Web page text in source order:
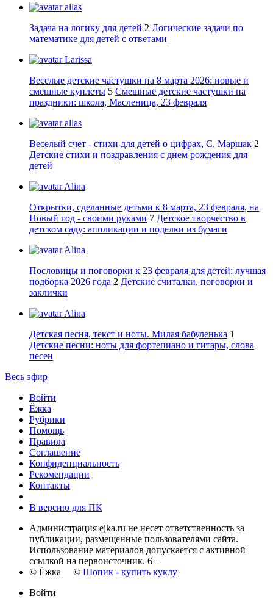
allas
Задача на логику для детей 2 Логические задачи по
математике для детей с ответами
Larissa
Веселые детские частушки на 8 марта 2026: новые и
смешные куплеты 5 Смешные детские частушки на
праздники: школа, Масленица, 23 февраля
allas
Веселый счет - стихи для детей о цифрах, С. Маршак 2
Детские стихи и поздравления с днем рождения для
детей
Alina
Открытки, сделанные детьми к 8 марта, 23 февраля, на
Новый год - своими руками 7 Детское творчество в
детском саду: аппликации и поделки из бумаги
Alina
Пословицы и поговорки к 23 февраля для детей: лучшая
подборка 2026 года 2 Детские считалки, поговорки и
заклички
Alina
Детская песня, текст и ноты. Милая бабуленька 1
Детские песни: ноты для фортепиано и гитары, слова
песен
Весь эфир
Войти
Ёжка
Рубрики
Помощь
Правила
Соглашение
Конфиденциальность
Рекомендации
Контакты
В версию для ПК
Администрация ejka.ru не несет ответственность за
публикации, размещенные пользователями сайта.
Использование материалов допускается с активной
ссылкой на первоисточник. 6+
© Ёжка © Шопик - купить куклу
Войти